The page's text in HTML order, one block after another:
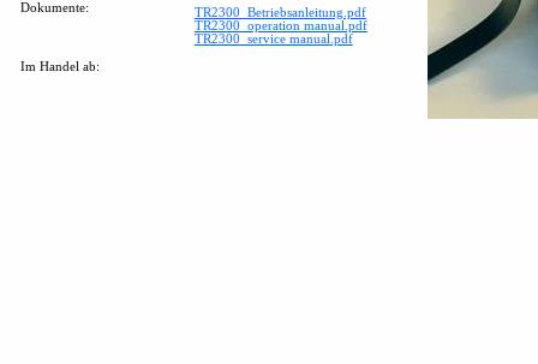
Dokumente:
TR2300_Betriebsanleitung.pdf
TR2300_operation manual.pdf
TR2300_service manual.pdf
Im Handel ab: